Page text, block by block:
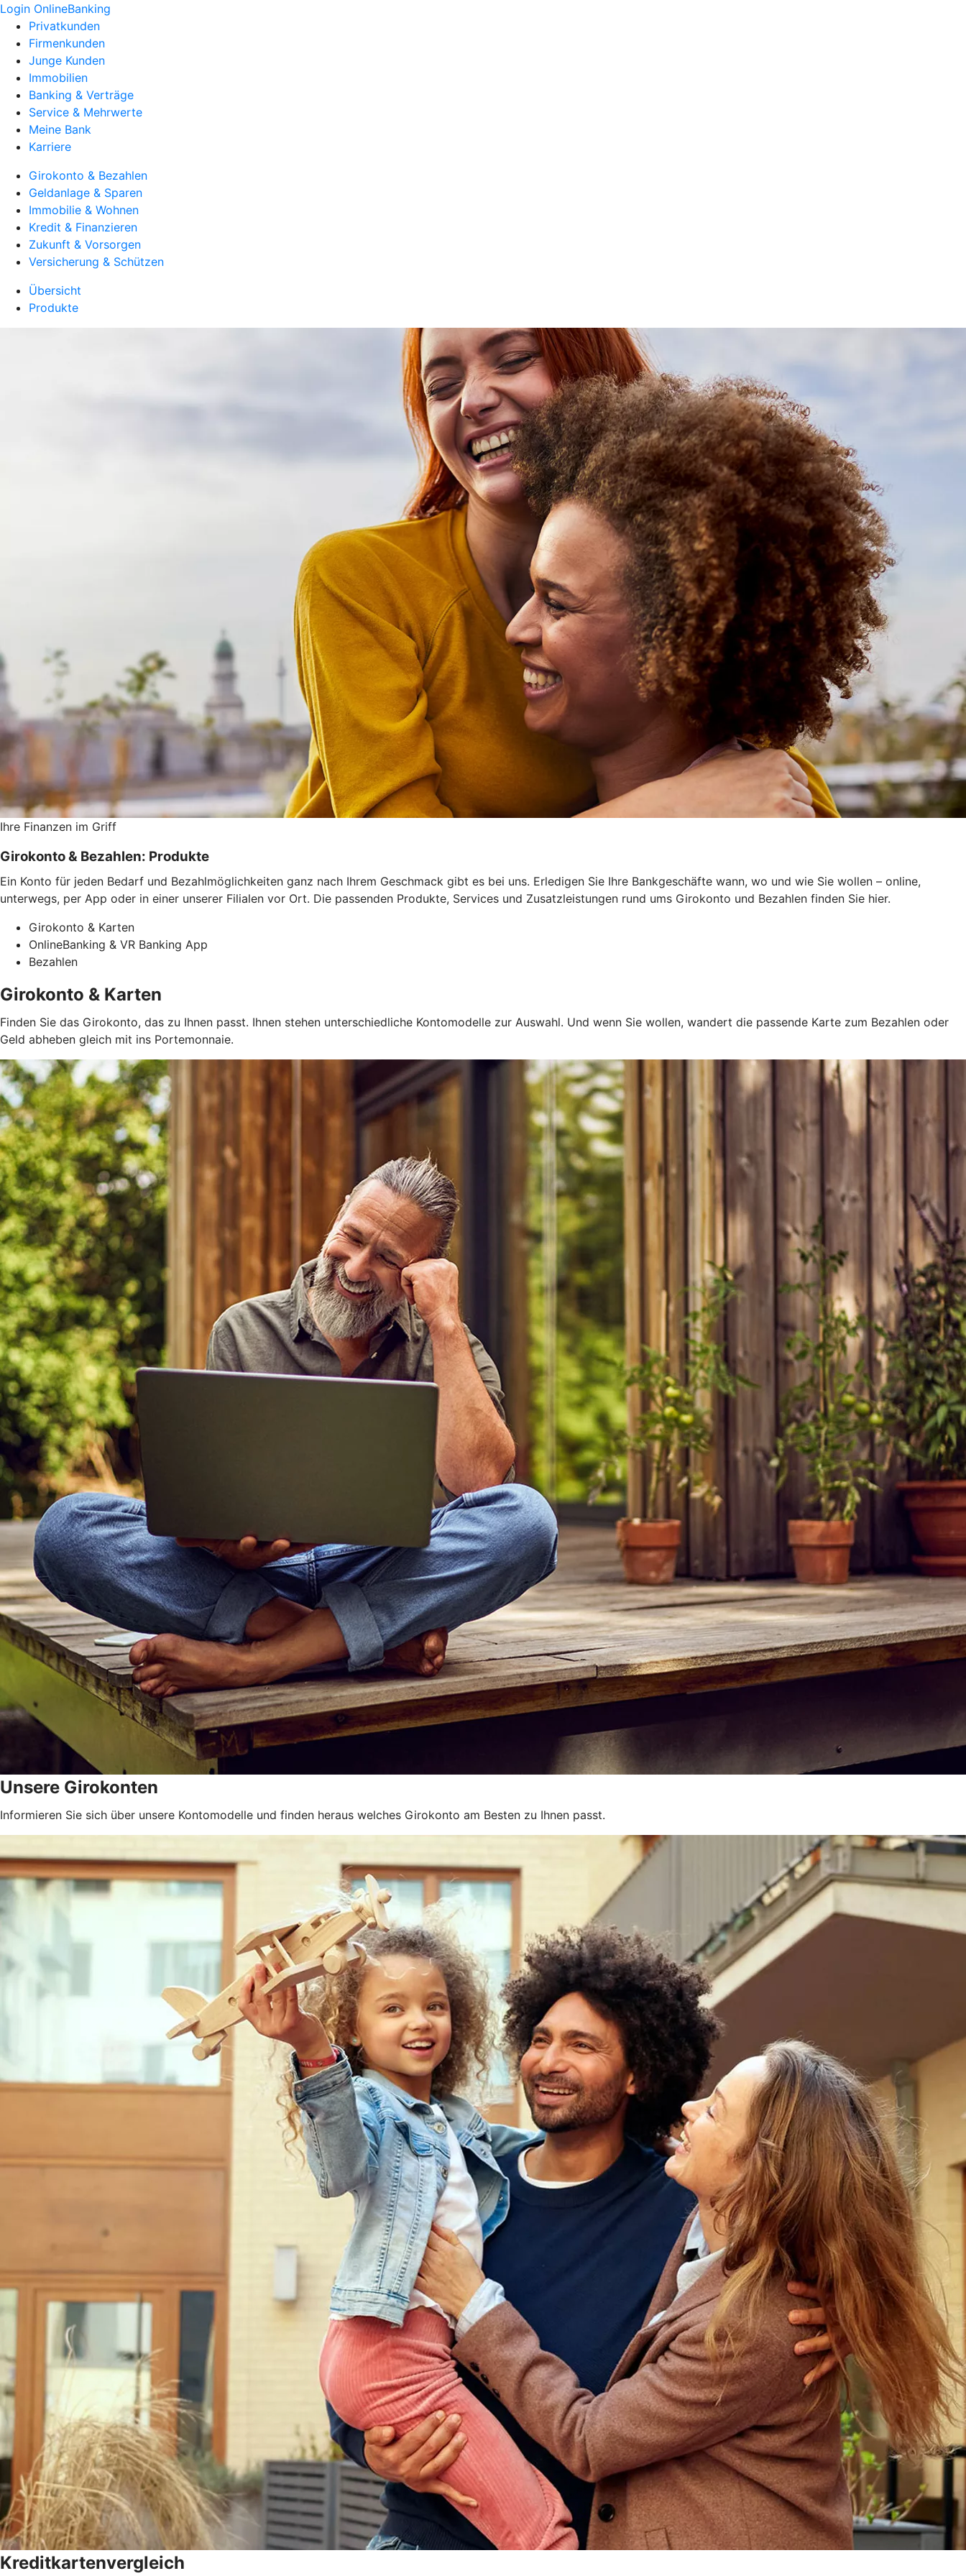
Login OnlineBanking
Privatkunden
Firmenkunden
Junge Kunden
Immobilien
Banking & Verträge
Service & Mehrwerte
Meine Bank
Karriere
Girokonto & Bezahlen
Geldanlage & Sparen
Immobilie & Wohnen
Kredit & Finanzieren
Zukunft & Vorsorgen
Versicherung & Schützen
Übersicht
Produkte
Ihre Finanzen im Griff
Girokonto & Bezahlen: Produkte
Ein Konto für jeden Bedarf und Bezahlmöglichkeiten ganz nach Ihrem Geschmack gibt es bei uns. Erledigen Sie Ihre Bankgeschäfte wann, wo und wie Sie wollen – online,
unterwegs, per App oder in einer unserer Filialen vor Ort. Die passenden Produkte, Services und Zusatzleistungen rund ums Girokonto und Bezahlen finden Sie hier.
Girokonto & Karten
OnlineBanking & VR Banking App
Bezahlen
Girokonto & Karten
Finden Sie das Girokonto, das zu Ihnen passt. Ihnen stehen unterschiedliche Kontomodelle zur Auswahl. Und wenn Sie wollen, wandert die passende Karte zum Bezahlen oder
Geld abheben gleich mit ins Portemonnaie.
Unsere Girokonten
Informieren Sie sich über unsere Kontomodelle und finden heraus welches Girokonto am Besten zu Ihnen passt.
Kreditkartenvergleich